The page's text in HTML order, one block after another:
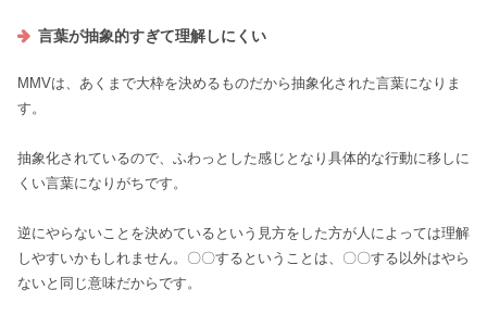
言葉が抽象的すぎて理解しにくい
MMVは、あくまで大枠を決めるものだから抽象化された言葉になりま
す。
抽象化されているので、ふわっとした感じとなり具体的な行動に移しに
くい言葉になりがちです。
逆にやらないことを決めているという見方をした方が人によっては理解
しやすいかもしれません。〇〇するということは、〇〇する以外はやら
ないと同じ意味だからです。